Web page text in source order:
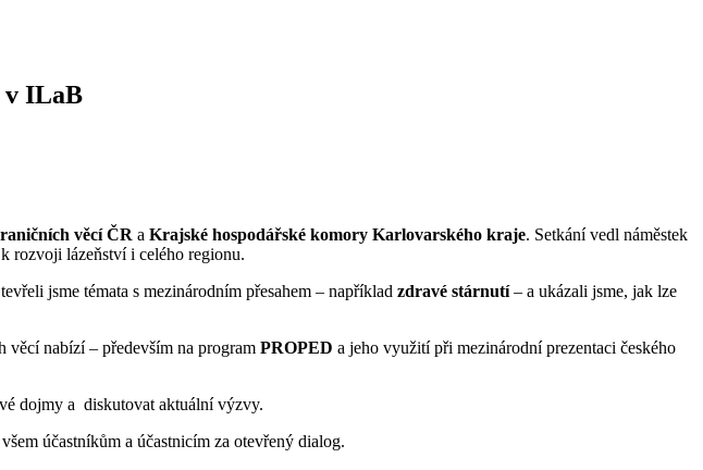
v ILaB
věcí ČR a Krajské hospodářské komory Karlovarského kraje. Setkání vedl náměstek
rozvoji lázeňství i celého regionu.
jsme témata s mezinárodním přesahem – například zdravé stárnutí– a ukázali jsme, jak lze
věcí nabízí – především na program PROPED a jeho využití při mezinárodní prezentaci českého
dojmy a diskutovat aktuální výzvy.
účastníkům a účastnicím za otevřený dialog.